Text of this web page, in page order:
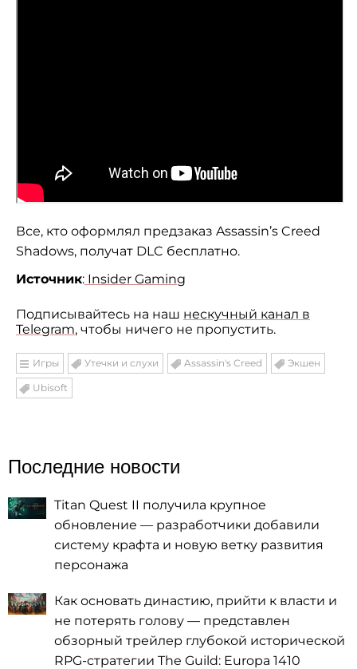
Все, кто оформлял предзаказ Assassin’s Creed
Shadows, получат DLC бесплатно.
Источник: Insider Gaming
Подписывайтесь на наш нескучный канал в
Telegram, чтобы ничего не пропустить.
Игры Утечки и слухи Assassin's Creed Экшен
Ubisoft
Последние новости
Titan Quest II получила крупное
обновление — разработчики добавили
систему крафта и новую ветку развития
персонажа
Как основать династию, прийти к власти и
не потерять голову — представлен
обзорный трейлер глубокой исторической
RPG-стратегии The Guild: Europa 1410